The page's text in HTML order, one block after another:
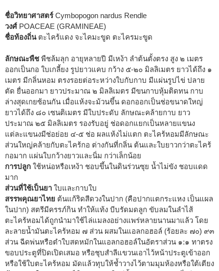
ชื่อวิทยาศาสตร์Cymbopogon nardus Rendle
วงศ์ POACEAE (GRAMINEAE)
ชื่อท้องถิ่นตะไคร้แดง จะไคมะขูด ตะไครมะขูด
ลักษณะพืชพืชล้มลุก อายุหลายปี มีเหง้า ลำต้นตั้งตรง สูง ๒ เมตร
ออกเป็นกอ ใบเกลี้ยง รูปยาวแคบ กว้าง ๕-๒๐ มิลลิเมตร ยาวได้ถึง ๑
เมตร มีกลิ่นหอม ตรงรอยต่อระหว่างใบกับกาบ มีแผ่นรูปไข่ ปลาย
ตัด ยื่นออกมา ยาวประมาณ ๒ มิลลิเมตร มีขนกาบหุ้มติดทน กาบ
ล่างสุดเกยซ้อนกัน เมื่อแห้งจะม้วนขึ้น ดอกออกเป็นช่อขนาดใหญ่
ยาวได้ถึง ๘๐ เซนติเมตร มีใบประดับ ลักษณะคล้ายกาบ ยาว
ประมาณ ๒๕ มิลลิเมตร รองรับอยู่ ช่อดอกแยกเป็นหลายแขนง
แต่ละแขนงมีช่อย่อย ๔-๕ ช่อ ผลแห้งไม่แตก ตะไคร้หอมมีลักษณะ
ส่วนใหญ่คล้ายกับตะไคร้กอ ต่างกันที่กลิ่น ต้นและใบยาวกว่าตะไคร้
กอมาก แผ่นใบกว้างยาวและนิ่ม กว่าเล็กน้อย
การปลูก ใช้หน่อหรือเหง้า ชอบขึ้นในดินร่วนซุย น้ำไม่ขัง ชอบแดด
มาก
ส่วนที่ใช้เป็นยา ใบและกาบใบ
สรรพคุณยาไทย ต้นแก้ริดสีดวงในปาก (คือปากแตกระแหง เป็นแผล
ในปาก) สตรีมีครรภ์กิน ทำให้แท้ง บีบรัดมดลูก ขับลมในลำไส้
ตะไคร้หอมได้ถูกนำมาใช้ไล่แมลงอย่างแพร่หลายนานมาแล้ว โดย
ละลายน้ำมันตะไคร้หอม ๗ ส่วน ผสมในแอลกอฮอล์ (ร้อยละ ๗๐) ๙๓
ส่วน ฉีดพ่นหรือตำใบสดหมักในแอลกอฮอล์ในอัตราส่วน ๑:๑ ทาตรง
ขอบประตูที่ปิดเปิดเสมอ หรือชุบสำลีแขวนเอาไว้หน้าประตูเข้าออก
หรือใช้ใบตะไคร้หอม มัดแล้วทุบให้ช้ำวางไว้ตามมุมห้องหรือใต้เตียง